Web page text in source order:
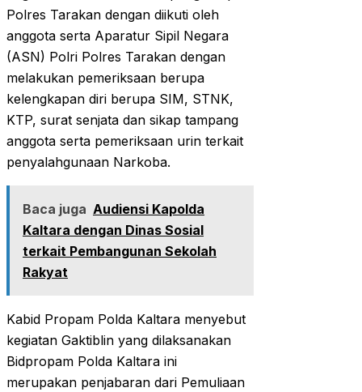
Polres Tarakan dengan diikuti oleh
anggota serta Aparatur Sipil Negara
(ASN) Polri Polres Tarakan dengan
melakukan pemeriksaan berupa
kelengkapan diri berupa SIM, STNK,
KTP, surat senjata dan sikap tampang
anggota serta pemeriksaan urin terkait
penyalahgunaan Narkoba.
Baca juga Audiensi Kapolda
Kaltara dengan Dinas Sosial
terkait Pembangunan Sekolah
Rakyat
Kabid Propam Polda Kaltara menyebut
kegiatan Gaktiblin yang dilaksanakan
Bidpropam Polda Kaltara ini
merupakan penjabaran dari Pemuliaan